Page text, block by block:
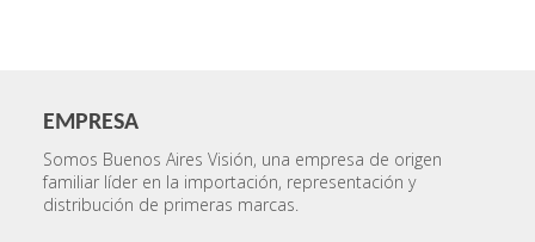
EMPRESA
Somos Buenos Aires Visión, una empresa de origen
familiar líder en la importación, representación y
distribución de primeras marcas.